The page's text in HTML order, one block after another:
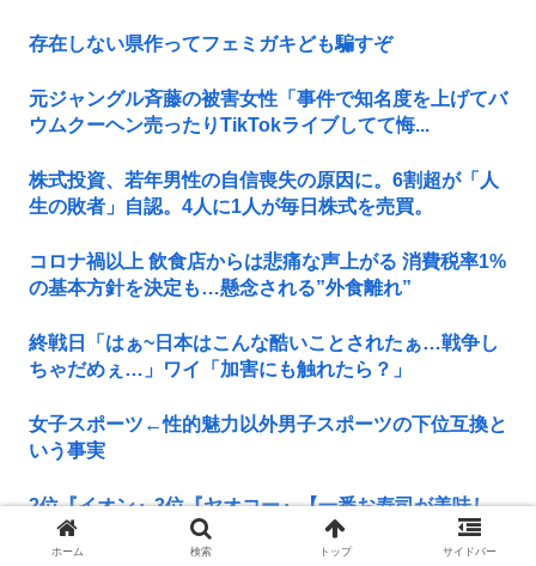
存在しない県作ってフェミガキども騙すぞ
元ジャングル斉藤の被害女性「事件で知名度を上げてバ
ウムクーヘン売ったりTikTokライブしてて悔...
株式投資、若年男性の自信喪失の原因に。6割超が「人
生の敗者」自認。4人に1人が毎日株式を売買。
コロナ禍以上 飲食店からは悲痛な声上がる 消費税率1%
の基本方針を決定も…懸念される”外食離れ”
終戦日「はぁ~日本はこんな酷いことされたぁ…戦争し
ちゃだめぇ…」ワイ「加害にも触れたら？」
女子スポーツ←性的魅力以外男子スポーツの下位互換と
いう事実
2位『イオン』3位『ヤオコー』【一番お寿司が美味し
いと思うスーパー】300名が選ぶ1位に
ホーム 検索 トップ サイドバー